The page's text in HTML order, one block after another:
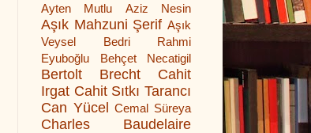
Ayten Mutlu Aziz Nesin
Aşık Mahzuni Şerif Aşık
Veysel
Bedri Rahmi
Eyuboğlu
Behçet Necatigil
Bertolt Brecht
Cahit
Irgat Cahit Sıtkı Tarancı
Can Yücel Cemal Süreya
Charles Baudelaire